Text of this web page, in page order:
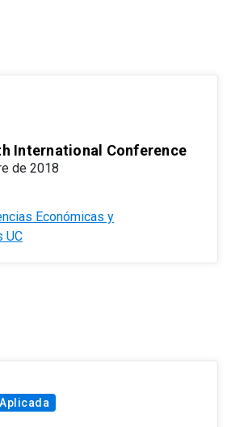
International Conference
de 2018
Económicas y
UC